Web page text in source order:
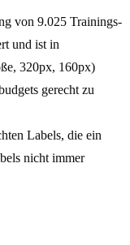
von 9.025 Trainings-
und ist in
320px, 160px)
gerecht zu
Labels, die ein
nicht immer